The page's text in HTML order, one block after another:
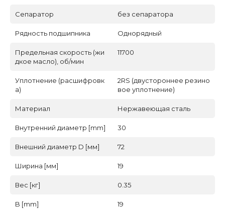
Сепаратор без сепаратора
Рядность подшипника Однорядный
Предельная скорость (жи
дкое масло), об/мин
11700
Уплотнение (расшифровк
а)
2RS (двустороннее резино
вое уплотнение)
Материал Нержавеющая сталь
Внутренний диаметр [mm] 30
Внешний диаметр D [мм] 72
Ширина [мм] 19
Вес [кг] 0.35
B [mm] 19